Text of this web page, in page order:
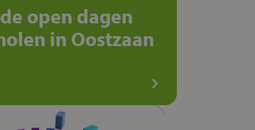
open dagen
in Oostzaan